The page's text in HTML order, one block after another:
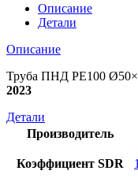
Описание
Детали
Описание
Труба ПНД РЕ100
2023
Детали
Производитель
Коэффициент SDR